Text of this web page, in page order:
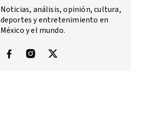
Noticias, análisis, opinión, cultura,
deportes y entretenimiento en
México y el mundo.